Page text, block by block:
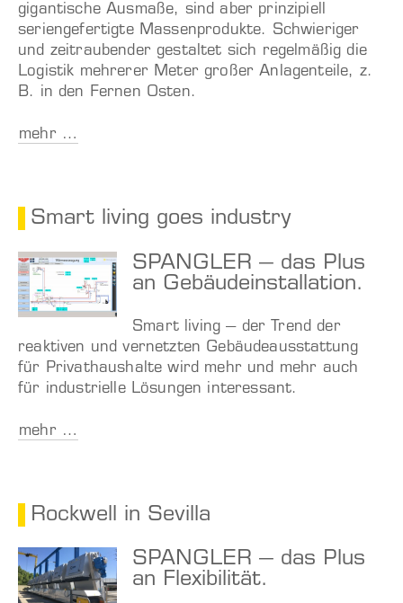
gigantische Ausmaße, sind aber prinzipiell
seriengefertigte Massenprodukte. Schwieriger
und zeitraubender gestaltet sich regelmäßig die
Logistik mehrerer Meter großer Anlagenteile, z.
B. in den Fernen Osten.
mehr …
Smart living goes industry
SPANGLER – das Plus
an Gebäudeinstallation.
Smart living – der Trend der
reaktiven und vernetzten Gebäudeausstattung
für Privathaushalte wird mehr und mehr auch
für industrielle Lösungen interessant.
mehr …
Rockwell in Sevilla
SPANGLER – das Plus
an Flexibilität.